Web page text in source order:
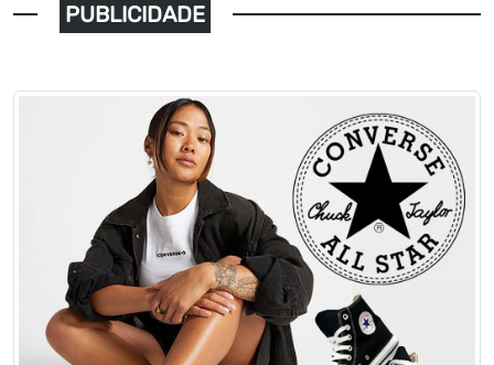
PUBLICIDADE